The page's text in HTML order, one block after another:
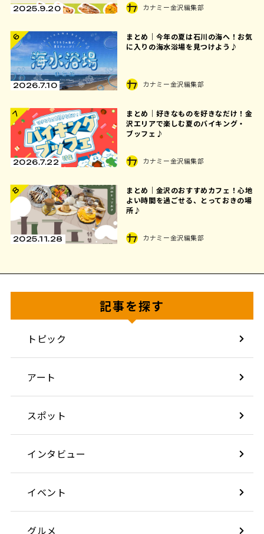
2025.9.20 カナミー金沢編集部
6
2026.7.10
まとめ｜今年の夏は石川の海へ！お気
に入りの海水浴場を見つけよう♪
カナミー金沢編集部
7
2026.7.22
まとめ｜好きなものを好きなだけ！金
沢エリアで楽しむ夏のバイキング・
ブッフェ♪
カナミー金沢編集部
8
2025.11.28
まとめ｜金沢のおすすめカフェ！心地
よい時間を過ごせる、とっておきの場
所♪
カナミー金沢編集部
記事を探す
トピック
アート
スポット
インタビュー
イベント
グルメ